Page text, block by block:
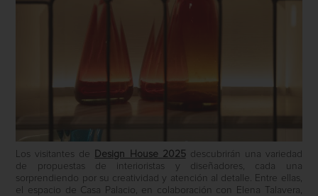
Los visitantes de Design House 2025descubrirán una variedad
de propuestas de interioristas y diseñadores, cada una
sorprendiendo por su creatividad y atención al detalle. Entre ellas,
el espacio de Casa Palacio, en colaboración con Elena Talavera,